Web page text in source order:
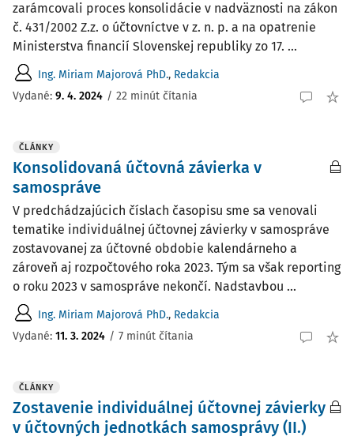
zarámcovali proces konsolidácie v nadväznosti na zákon
č. 431/2002 Z.z. o účtovníctve v z. n. p. a na opatrenie
Ministerstva financií Slovenskej republiky zo 17. ...
Ing. Miriam Majorová PhD., Redakcia
Vydané: 9. 4. 2024 / 22 minút čítania
ČLÁNKY
Konsolidovaná účtovná závierka v
samospráve
V predchádzajúcich číslach časopisu sme sa venovali
tematike individuálnej účtovnej závierky v samospráve
zostavovanej za účtovné obdobie kalendárneho a
zároveň aj rozpočtového roka 2023. Tým sa však reporting
o roku 2023 v samospráve nekončí. Nadstavbou ...
Ing. Miriam Majorová PhD., Redakcia
Vydané: 11. 3. 2024 / 7 minút čítania
ČLÁNKY
Zostavenie individuálnej účtovnej závierky
v účtovných jednotkách samosprávy (II.)